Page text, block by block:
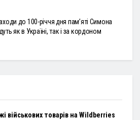
до 100-річчя дня пам’яті Симона
як в Україні, так і за кордоном
військових товарів на Wildberries